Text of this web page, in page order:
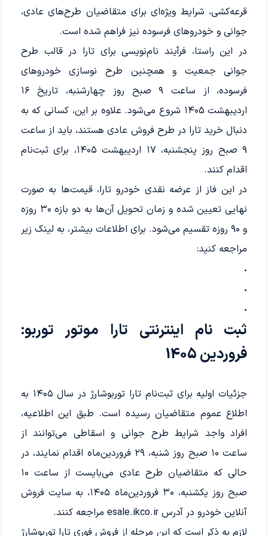
قرعه‌کشی، شرایط ویژه‌ای برای متقاضیان طرح‌های عادی،
جوانی و خودروهای فرسوده نیز فراهم شده است.
در این راستا، فرآیند نام‌نویسی برای تارا در قالب طرح
جوانی جمعیت و همچنین طرح نوسازی خودروهای
فرسوده، از ساعت ۹ صبح روز چهارشنبه، تاریخ ۱۶
اردیبهشت ۱۴۰۵ شروع می‌شود. علاوه بر این، کسانی که به
دنبال خرید تارا در طرح فروش عادی هستند، باید از ساعت
۹ صبح روز پنجشنبه، ۱۷ اردیبهشت ۱۴۰۵، برای ثبت‌نام
اقدام کنند.
در این فاز از عرضه نقدی خودرو تارا، قیمت‌ها به صورت
نهایی تعیین شده و زمان تحویل آن‌ها به دو بازه ۳۰ روزه
و ۹۰ روزه تقسیم می‌شود. برای اطلاعات بیشتر، به لینک زیر
مراجعه کنید:
.
.
.
ثبت نام اینترنتی تارا موتور توربو:
فروردین 1405
جزئیات اولیه برای ثبت‌نام تارا توربوشارژ در سال ۱۴۰۵ به
اطلاع عموم متقاضیان رسیده است. طبق این اطلاعیه،
افراد واجد شرایط طرح جوانی و اسقاطی می‌توانند از
ساعت ۱۰ صبح روز شنبه، ۲۹ فروردین‌ماه اقدام نمایند، در
حالی که متقاضیان طرح عادی می‌بایست از ساعت ۱۰
صبح روز یکشنبه، ۳۰ فروردین‌ماه ۱۴۰۵، به سایت فروش
آنلاین خودرو در آدرس esale.ikco.ir مراجعه کنند.
لازم به ذکر است که این مرحله از فروش فوری تارا توربوشارژ